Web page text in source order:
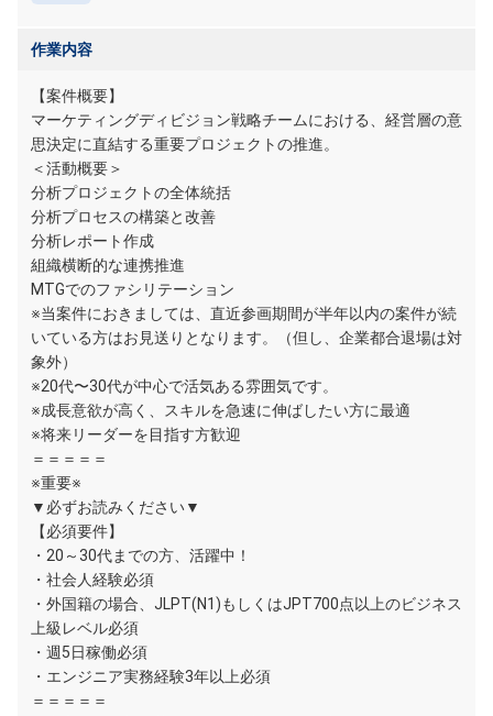
作業内容
【案件概要】
マーケティングディビジョン戦略チームにおける、経営層の意
思決定に直結する重要プロジェクトの推進。
＜活動概要＞
分析プロジェクトの全体統括
分析プロセスの構築と改善
分析レポート作成
組織横断的な連携推進
MTGでのファシリテーション
※当案件におきましては、直近参画期間が半年以内の案件が続
いている方はお見送りとなります。（但し、企業都合退場は対
象外）
※20代〜30代が中心で活気ある雰囲気です。
※成長意欲が高く、スキルを急速に伸ばしたい方に最適
※将来リーダーを目指す方歓迎
＝＝＝＝＝
※重要※
▼必ずお読みください▼
【必須要件】
・20～30代までの方、活躍中！
・社会人経験必須
・外国籍の場合、JLPT(N1)もしくはJPT700点以上のビジネス
上級レベル必須
・週5日稼働必須
・エンジニア実務経験3年以上必須
＝＝＝＝＝